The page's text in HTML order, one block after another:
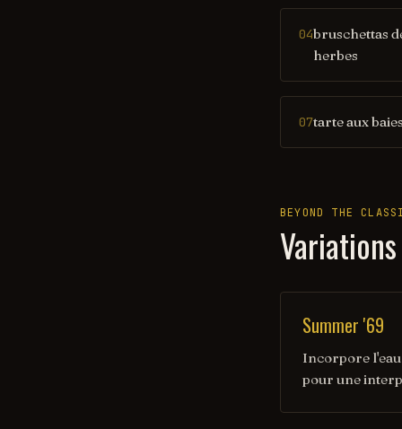
04bruschettas
herbes
07tarte aux baies
BEYOND THE
Variations
Summer '69
Incorpore
pour une